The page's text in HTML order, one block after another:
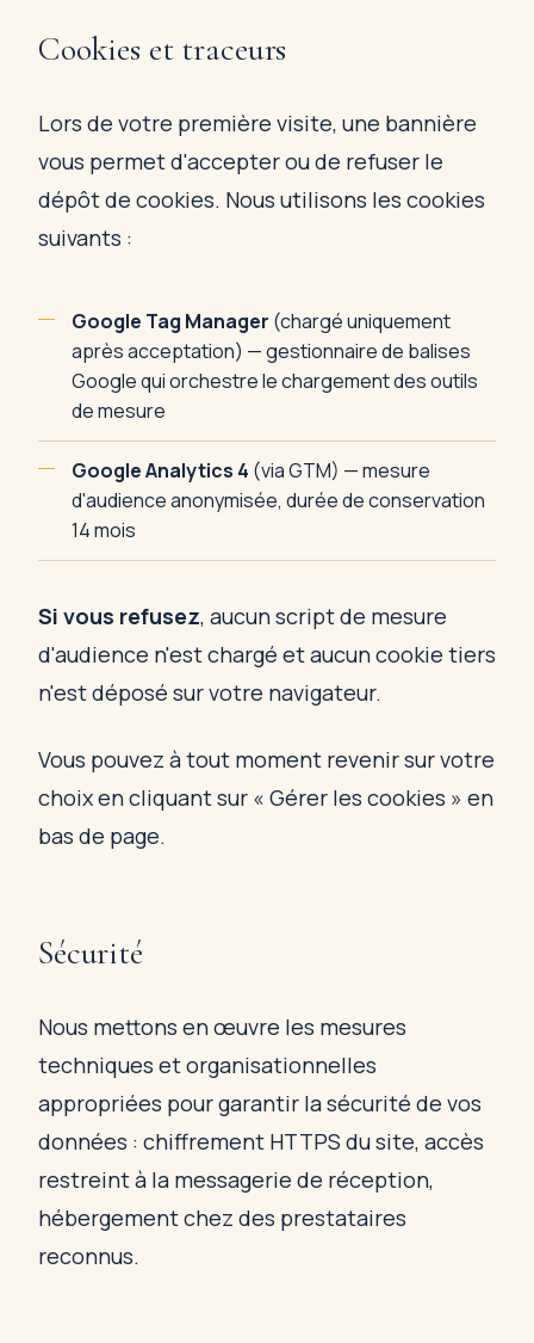
Cookies et traceurs
Lors de votre première visite, une bannière
vous permet d'accepter ou de refuser le
dépôt de cookies. Nous utilisons les cookies
suivants :
Google Tag Manager (chargé uniquement
après acceptation) — gestionnaire de balises
Google qui orchestre le chargement des outils
de mesure
Google Analytics 4 (via GTM) — mesure
d'audience anonymisée, durée de conservation
14 mois
Si vous refusez, aucun script de mesure
d'audience n'est chargé et aucun cookie tiers
n'est déposé sur votre navigateur.
Vous pouvez à tout moment revenir sur votre
choix en cliquant sur « Gérer les cookies » en
bas de page.
Sécurité
Nous mettons en œuvre les mesures
techniques et organisationnelles
appropriées pour garantir la sécurité de vos
données : chiffrement HTTPS du site, accès
restreint à la messagerie de réception,
hébergement chez des prestataires
reconnus.